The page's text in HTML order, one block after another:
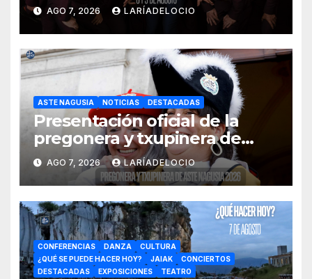
AGO 7, 2026 LARÍADELOCIO
ASTE NAGUSIA NOTICIAS DESTACADAS
Presentación oficial de la
pregonera y txupinera de
Aste Nagusia 2026
AGO 7, 2026 LARÍADELOCIO
CONFERENCIAS DANZA
CULTURA
¿QUÉ SE PUEDE HACER HOY?
JAIAK
CONCIERTOS
DESTACADAS
EXPOSICIONES TEATRO